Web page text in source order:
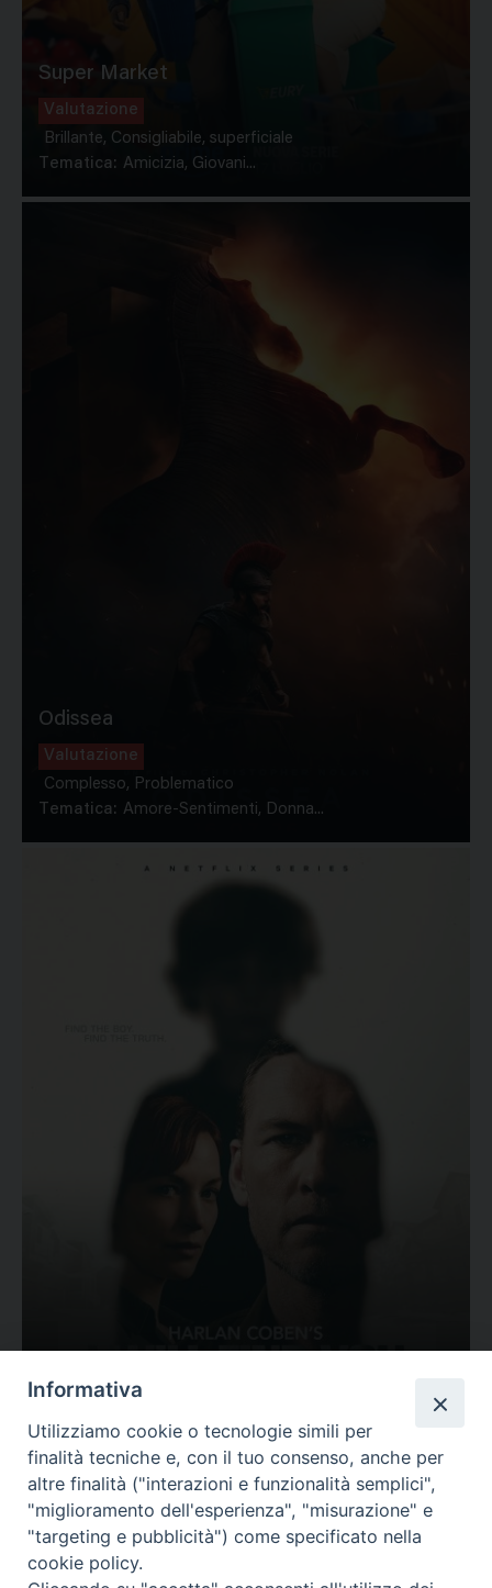
Super Market
Valutazione
Brillante, Consigliabile, superficiale
Tematica: Amicizia, Giovani...
Odissea
Valutazione
Complesso, Problematico
Tematica: Amore-Sentimenti, Donna...
Valutazione
Complesso, Problematico
Tematica: Amore-Sentimenti, Carcere...
Informativa
Utilizziamo cookie o tecnologie simili per
finalità tecniche e, con il tuo consenso, anche per
altre finalità ("interazioni e funzionalità semplici",
"miglioramento dell'esperienza", "misurazione" e
"targeting e pubblicità") come specificato nella
cookie policy.